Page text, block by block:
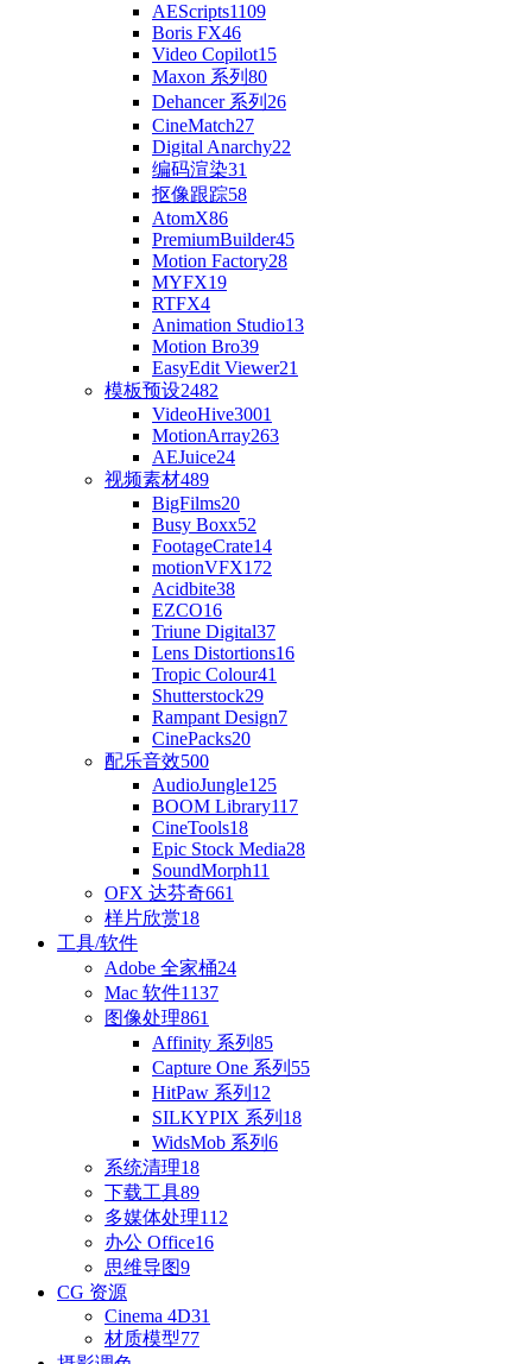
AEScripts1109
Boris FX46
Video Copilot15
Maxon 系列 80
Dehancer 系列 26
CineMatch27
Digital Anarchy22
编码渲染31
抠像跟踪58
AtomX86
PremiumBuilder45
Motion Factory28
MYFX19
RTFX4
Animation Studio13
Motion Bro39
EasyEdit Viewer21
模板预设2482
VideoHive3001
MotionArray263
AEJuice24
视频素材489
BigFilms20
Busy Boxx52
FootageCrate14
motionVFX172
Acidbite38
EZCO16
Triune Digital37
Lens Distortions16
Tropic Colour41
Shutterstock29
Rampant Design7
CinePacks20
配乐音效500
AudioJungle125
BOOM Library117
CineTools18
Epic Stock Media28
SoundMorph11
OFX 达芬奇661
样片欣赏18
工具/软件
Adobe 全家桶24
Mac 软件1137
图像处理861
Affinity 系列 85
Capture One 系列 55
HitPaw 系列 12
SILKYPIX 系列 18
WidsMob 系列 6
系统清理18
下载工具89
多媒体处理112
办公 Office16
思维导图9
CG 资源
Cinema 4D31
材质模型77